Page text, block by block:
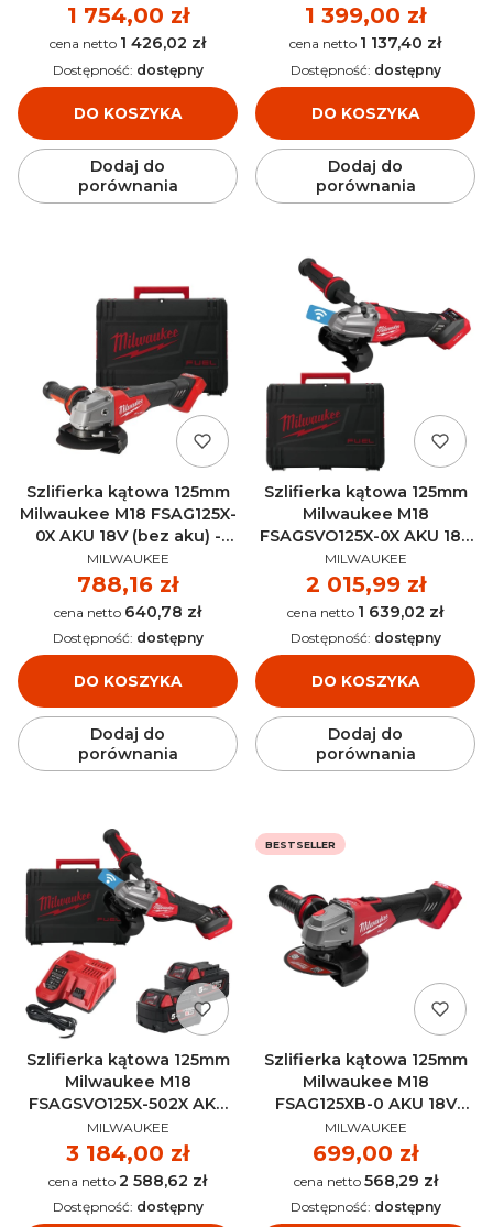
Cena
1 754,00 zł
Cena 1 426,02 zł
DO KOSZYKA
Dostępność: dostępny
Dodaj do
porównania
Cena
1 399,00 zł
Cena 1 137,40 zł
DO KOSZYKA
Dostępność: dostępny
Dodaj do
porównania
Szlifierka kątowa 125mm
Milwaukee M18 FSAG125X-
0X AKU 18V (bez aku) -
4933478428
PRODUCENT
MILWAUKEE
Cena
788,16 zł
Cena 640,78 zł
DO KOSZYKA
Dostępność: dostępny
Dodaj do
porównania
Szlifierka kątowa 125mm
Milwaukee M18
FSAGSVO125X-0X AKU 18V
(bez aku) - 4933493552
PRODUCENT
MILWAUKEE
Cena
2 015,99 zł
Cena 1 639,02 zł
DO KOSZYKA
Dostępność: dostępny
Dodaj do
porównania
Szlifierka kątowa 125mm
Milwaukee M18
FSAGSVO125X-502X AKU
18V (2x 5.0Ah) -
4933493553
PRODUCENT
MILWAUKEE
Cena
3 184,00 zł
Cena 2 588,62 zł
Dostępność: dostępny
BESTSELLER
Szlifierka kątowa 125mm
Milwaukee M18
FSAG125XB-0 AKU 18V
(bez aku) - 4933498062
PRODUCENT
MILWAUKEE
Cena
699,00 zł
Cena 568,29 zł
Dostępność: dostępny